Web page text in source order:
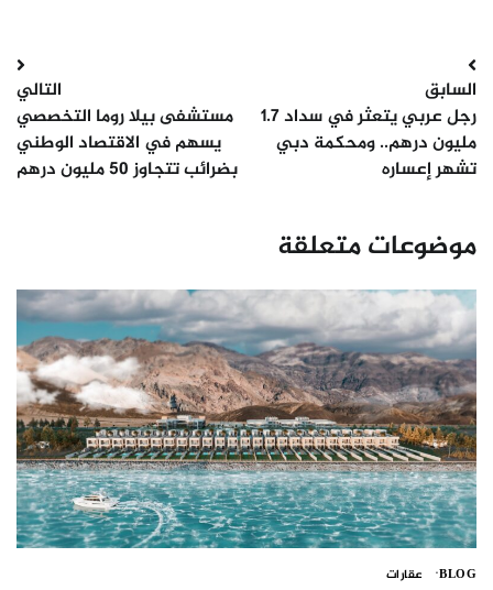
تصفّح
المقالات
السابق
رجل عربي يتعثر في سداد 1.7
مليون درهم.. ومحكمة دبي
تشهر إعساره
التالي
مستشفى بيلا روما التخصصي
يسهم في الاقتصاد الوطني
بضرائب تتجاوز 50 مليون درهم
موضوعات متعلقة
BLOG عقارات